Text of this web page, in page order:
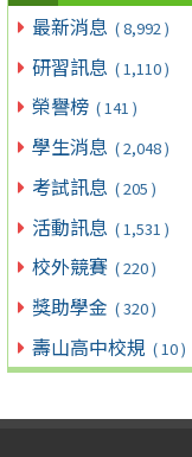
最新消息 ( 8,992 )
研習訊息 ( 1,110 )
榮譽榜 ( 141 )
學生消息 ( 2,048 )
考試訊息 ( 205 )
活動訊息 ( 1,531 )
校外競賽 ( 220 )
獎助學金 ( 320 )
壽山高中校規 ( 10 )